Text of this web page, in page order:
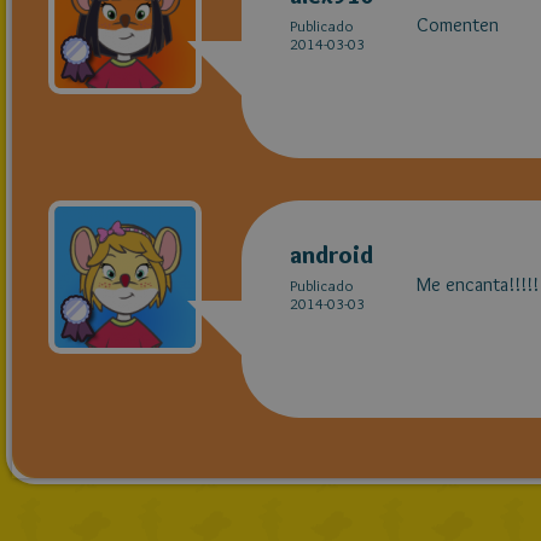
Publicado
2014-03-03
Comenten
android
Publicado
2014-03-03
Me